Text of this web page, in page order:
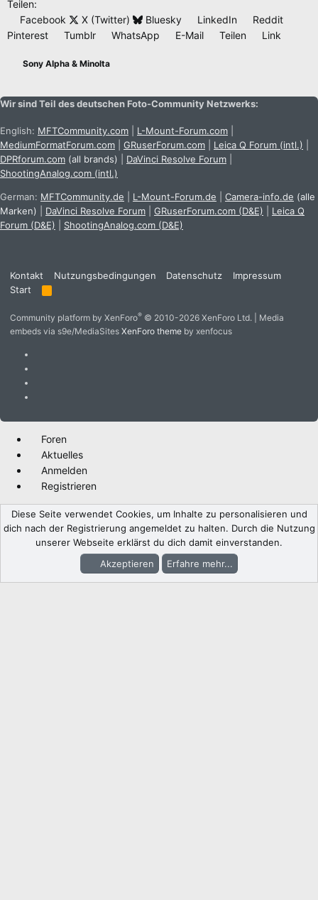
Teilen:
Facebook
X (Twitter) Bluesky LinkedIn
Reddit
Pinterest
Tumblr WhatsApp E-Mail Teilen Link
Sony Alpha & Minolta
Wir sind Teil des deutschen Foto-Community Netzwerks:
English: MFTCommunity.com L-Mount-Forum.com
MediumFormatForum.com
GRuserForum.com Leica Q Forum (intl.)
DPRforum.com (all brands) DaVinci Resolve Forum
ShootingAnalog.com (intl.)
German: MFTCommunity.de L-Mount-Forum.de Camera-info.de (alle
Marken)
DaVinci Resolve Forum GRuserForum.com (D&E)
Leica Q
Forum (D&E)
ShootingAnalog.com (D&E)
Kontakt Nutzungsbedingungen Datenschutz
Impressum
Start
R
S
Community platform by XenForo® © 2010-2026 XenForo Ltd.
Media
embeds via s9e/MediaSites XenForo theme by xenfocus
Foren
Aktuelles
Anmelden
Registrieren
Diese Seite verwendet Cookies, um Inhalte zu personalisieren und
dich nach der Registrierung angemeldet zu halten. Durch die Nutzung
unserer Webseite erklärst du dich damit einverstanden.
Akzeptieren
Erfahre mehr...